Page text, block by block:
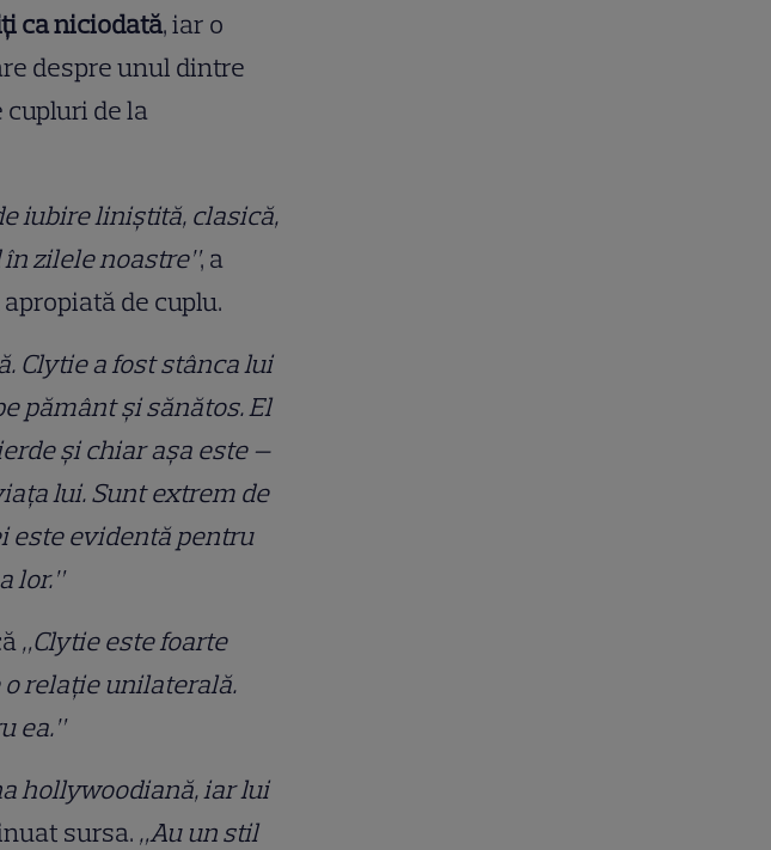
ca niciodată, iar o
despre unul dintre
de la
iubire liniștită, clasică,
zilele noastre”, a
de cuplu.
Clytie a fost stânca lui
pământ și sănătos. El
și chiar așa este —
lui. Sunt extrem de
este evidentă pentru
lor.”
„Clytie este foarte
relație unilaterală.
ea.”
hollywoodiană, iar lui
sursa. „Au un stil